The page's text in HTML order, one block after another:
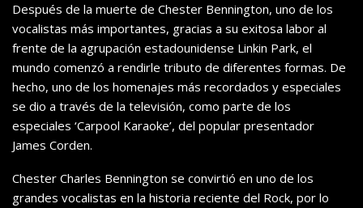
Después de la muerte de Chester Bennington, uno de los
vocalistas más importantes, gracias a su exitosa labor al
frente de la agrupación estadounidense Linkin Park, el
mundo comenzó a rendirle tributo de diferentes formas. De
hecho, uno de los homenajes más recordados y especiales
se dio a través de la televisión, como parte de los
especiales ‘Carpool Karaoke’, del popular presentador
James Corden.
Chester Charles Bennington se convirtió en uno de los
grandes vocalistas en la historia reciente del Rock, por lo